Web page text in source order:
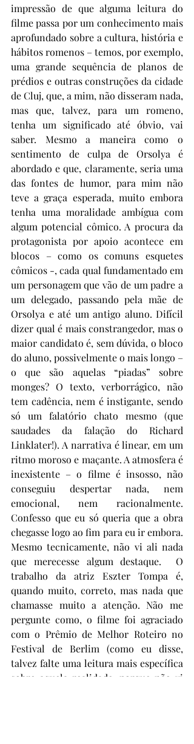
impressão de que alguma leitura do
filme passa por um conhecimento mais
aprofundado sobre a cultura, história e
hábitos romenos – temos, por exemplo,
uma grande sequência de planos de
prédios e outras construções da cidade
de Cluj, que, a mim, não disseram nada,
mas que, talvez, para um romeno,
tenha um significado até óbvio, vai
saber. Mesmo a maneira como o
sentimento de culpa de Orsolya é
abordado e que, claramente, seria uma
das fontes de humor, para mim não
teve a graça esperada, muito embora
tenha uma moralidade ambígua com
algum potencial cômico. A procura da
protagonista por apoio acontece em
blocos – como os comuns esquetes
cômicos -, cada qual fundamentado em
um personagem que vão de um padre a
um delegado, passando pela mãe de
Orsolya e até um antigo aluno. Difícil
dizer qual é mais constrangedor, mas o
maior candidato é, sem dúvida, o bloco
do aluno, possivelmente o mais longo –
o que são aquelas “piadas” sobre
monges? O texto, verborrágico, não
tem cadência, nem é instigante, sendo
só um falatório chato mesmo (que
saudades da falação do Richard
Linklater!). A narrativa é linear, em um
ritmo moroso e maçante. A atmosfera é
inexistente – o filme é insosso, não
conseguiu despertar nada, nem
emocional, nem racionalmente.
Confesso que eu só queria que a obra
chegasse logo ao fim para eu ir embora.
Mesmo tecnicamente, não vi ali nada
que merecesse algum destaque.  O
trabalho da atriz Eszter Tompa é,
quando muito, correto, mas nada que
chamasse muito a atenção. Não me
pergunte como, o filme foi agraciado
com o Prêmio de Melhor Roteiro no
Festival de Berlim (como eu disse,
talvez falte uma leitura mais específica
sobre aquela realidade, porque não vi